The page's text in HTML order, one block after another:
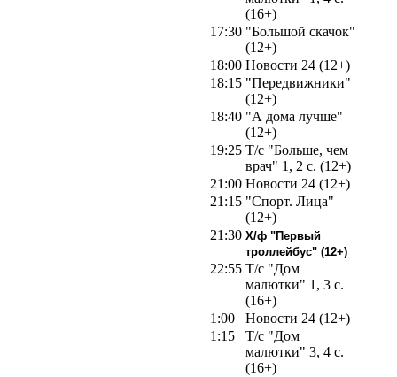
(16+)
17:30 "Большой скачок"
(12+)
18:00 Новости 24 (12+)
18:15 "Передвижники"
(12+)
18:40 "А дома лучше"
(12+)
19:25 Т/с "Больше, чем
врач" 1, 2 с. (12+)
21:00 Новости 24 (12+)
21:15 "Спорт. Лица"
(12+)
21:30 Х/ф "Первый
троллейбус" (12+)
22:55 Т/с "Дом
малютки" 1, 3 с.
(16+)
1:00
Новости 24 (12+)
1:15
Т/с "Дом
малютки" 3, 4 с.
(16+)